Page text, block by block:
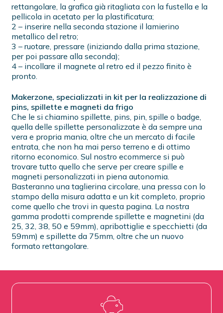
rettangolare, la grafica già ritagliata con la fustella e la
pellicola in acetato per la plastificatura;
2 – inserire nella seconda stazione il lamierino
metallico del retro;
3 – ruotare, pressare (iniziando dalla prima stazione,
per poi passare alla seconda);
4 – incollare il magnete al retro ed il pezzo finito è
pronto.
Makerzone, specializzati in kit per la realizzazione di
pins, spillette e magneti da frigo
Che le si chiamino spillette, pins, pin, spille o badge,
quella delle spillette personalizzate è da sempre una
vera e propria mania, oltre che un mercato di facile
entrata, che non ha mai perso terreno e di ottimo
ritorno economico. Sul nostro ecommerce si può
trovare tutto quello che serve per creare spille e
magneti personalizzati in piena autonomia.
Basteranno una taglierina circolare, una pressa con lo
stampo della misura adatta e un kit completo, proprio
come quello che trovi in questa pagina. La nostra
gamma prodotti comprende spillette e magnetini (da
25, 32, 38, 50 e 59mm), apribottiglie e specchietti (da
59mm) e spillette da 75mm, oltre che un nuovo
formato rettangolare.